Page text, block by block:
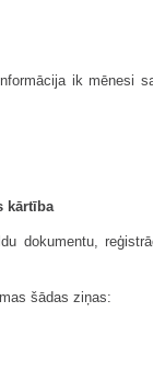
ik mēnesi
kārtība
dokumentu,
šādas ziņas: